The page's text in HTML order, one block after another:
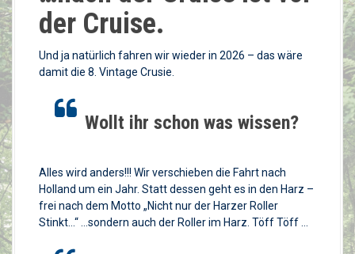
der Cruise.
Und ja natürlich fahren wir wieder in 2026 – das wäre
damit die 8. Vintage Crusie.
Wollt ihr schon was wissen?
Alles wird anders!!! Wir verschieben die Fahrt nach
Holland um ein Jahr. Statt dessen geht es in den Harz –
frei nach dem Motto „Nicht nur der Harzer Roller
Stinkt…“ …sondern auch der Roller im Harz. Töff Töff …